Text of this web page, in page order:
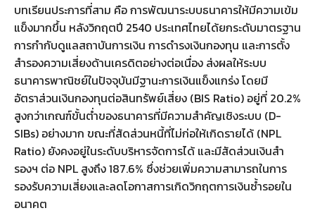
บทเรียนประการที่สาม คือ การพัฒนาระบบธนาคารให้มีความเข้ม
แข็งมากขึ้น หลังวิกฤตปี 2540 ประเทศไทยได้ยกระดับมาตรฐาน
การกำกับดูแลสถาบันการเงิน การดำรงเงินกองทุน และการตั้ง
สำรองความเสี่ยงด้านเครดิตอย่างต่อเนื่อง ส่งผลให้ระบบ
ธนาคารพาณิชย์ในปัจจุบันมีฐานะการเงินแข็งแกร่ง โดยมี
อัตราส่วนเงินกองทุนต่อสินทรัพย์เสี่ยง (BIS Ratio) อยู่ที่ 20.2%
สูงกว่าเกณฑ์ขั้นต่ำของธนาคารที่มีความสำคัญเชิงระบบ (D-
SIBs) อย่างมาก ขณะที่สัดส่วนหนี้ที่ไม่ก่อให้เกิดรายได้ (NPL
Ratio) ยังคงอยู่ในระดับบริหารจัดการได้ และมีสัดส่วนเงินสำ
รองฯ ต่อ NPL สูงถึง 187.6% ซึ่งช่วยเพิ่มความสามารถในการ
รองรับความเสี่ยงและลดโอกาสการเกิดวิกฤตการเงินซ้ำรอยใน
อนาคต